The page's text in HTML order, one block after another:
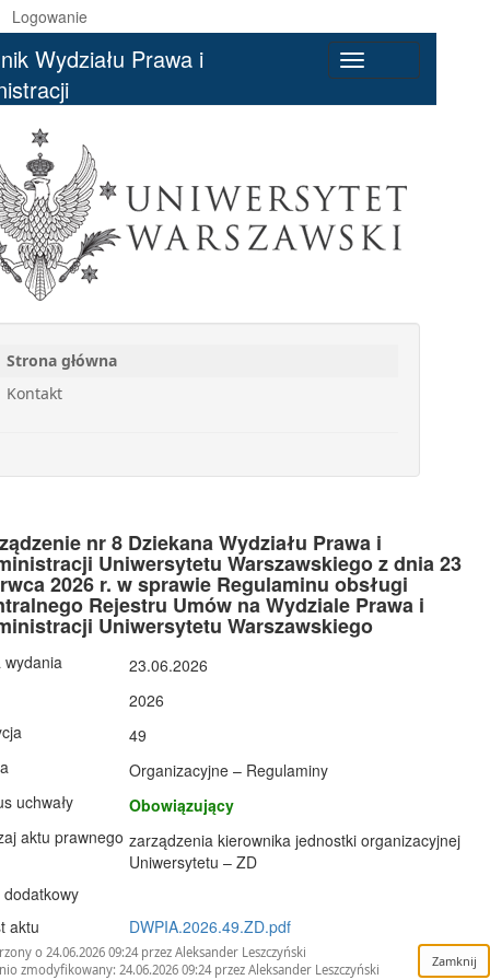
Logowanie
navigation
Wydziału Prawa i
Strona główna
Kontakt
nr 8 Dziekana Wydziału Prawa i
Uniwersytetu Warszawskiego z dnia 23
2026 r. w sprawie Regulaminu obsługi
Rejestru Umów na Wydziale Prawa i
Uniwersytetu Warszawskiego
wydania
23.06.2026
2026
49
Organizacyjne – Regulaminy
uchwały
Obowiązujący
aktu prawnego zarządzenia kierownika jednostki organizacyjnej
Uniwersytetu – ZD
dodatkowy
aktu
DWPIA.2026.49.ZD.pdf
o 24.06.2026 09:24 przez Aleksander Leszczyński
zmodyfikowany: 24.06.2026 09:24 przez Aleksander Leszczyński